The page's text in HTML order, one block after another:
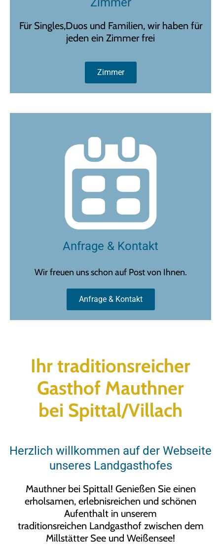
Für Singles,Duos und Familien, wir haben für
jeden ein Zimmer frei
Zimmer
Anfrage & Kontakt
Wir freuen uns schon auf Post von Ihnen.
Anfrage & Kontakt
Ihr traditionsreicher
Gasthof Mauthner
bei Spittal/Villach
Herzlich willkommen auf der Webseite
unseres Landgasthofes
Mauthner bei Spittal! Genießen Sie einen
erholsamen, erlebnisreichen und schönen
Aufenthalt in unserem
traditionsreichen Landgasthof zwischen dem
Millstätter See und Weißensee!